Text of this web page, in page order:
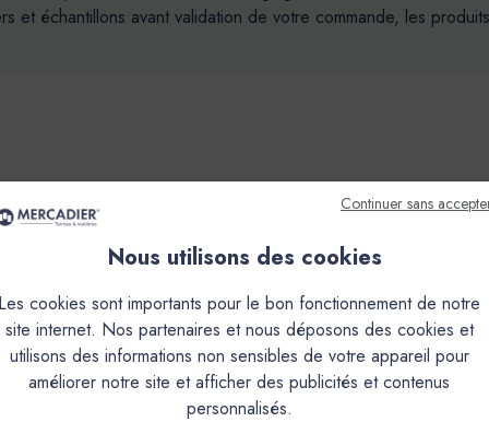
et échantillons avant validation de votre commande, les
Couleurs & Échantillons
teinté dans la masse, à grain très fin.Il s'obtient par le
supports, et ses propriétés hydrofuges en font un matériau
en faible épaisseur, de 1mm à 3mm en plusieurs couches à
très lisse sans joint de type medium (1 à 1.5 mm), en sol
plus ou moins de nuances selon la couleur et les
environnemental réduit.
Continuer sans
Nous utilisons des cookies
Les cookies sont importants pour le bon fonctionnement de notre
site internet. Nos partenaires et nous déposons des cookies et
utilisons des informations non sensibles de votre appareil pour
améliorer notre site et afficher des publicités et contenus
personnalisés.